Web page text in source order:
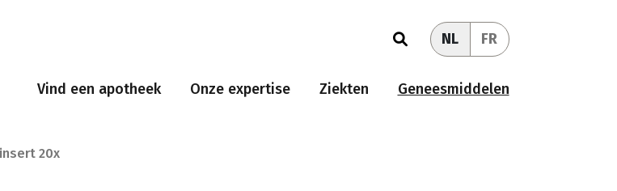
NL FR
Vind een apotheek Onze expertise Ziekten Geneesmiddelen
20x